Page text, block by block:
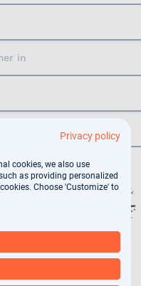
Privacy policy
cookies, we also use
as providing personalized
Choose 'Customize' to